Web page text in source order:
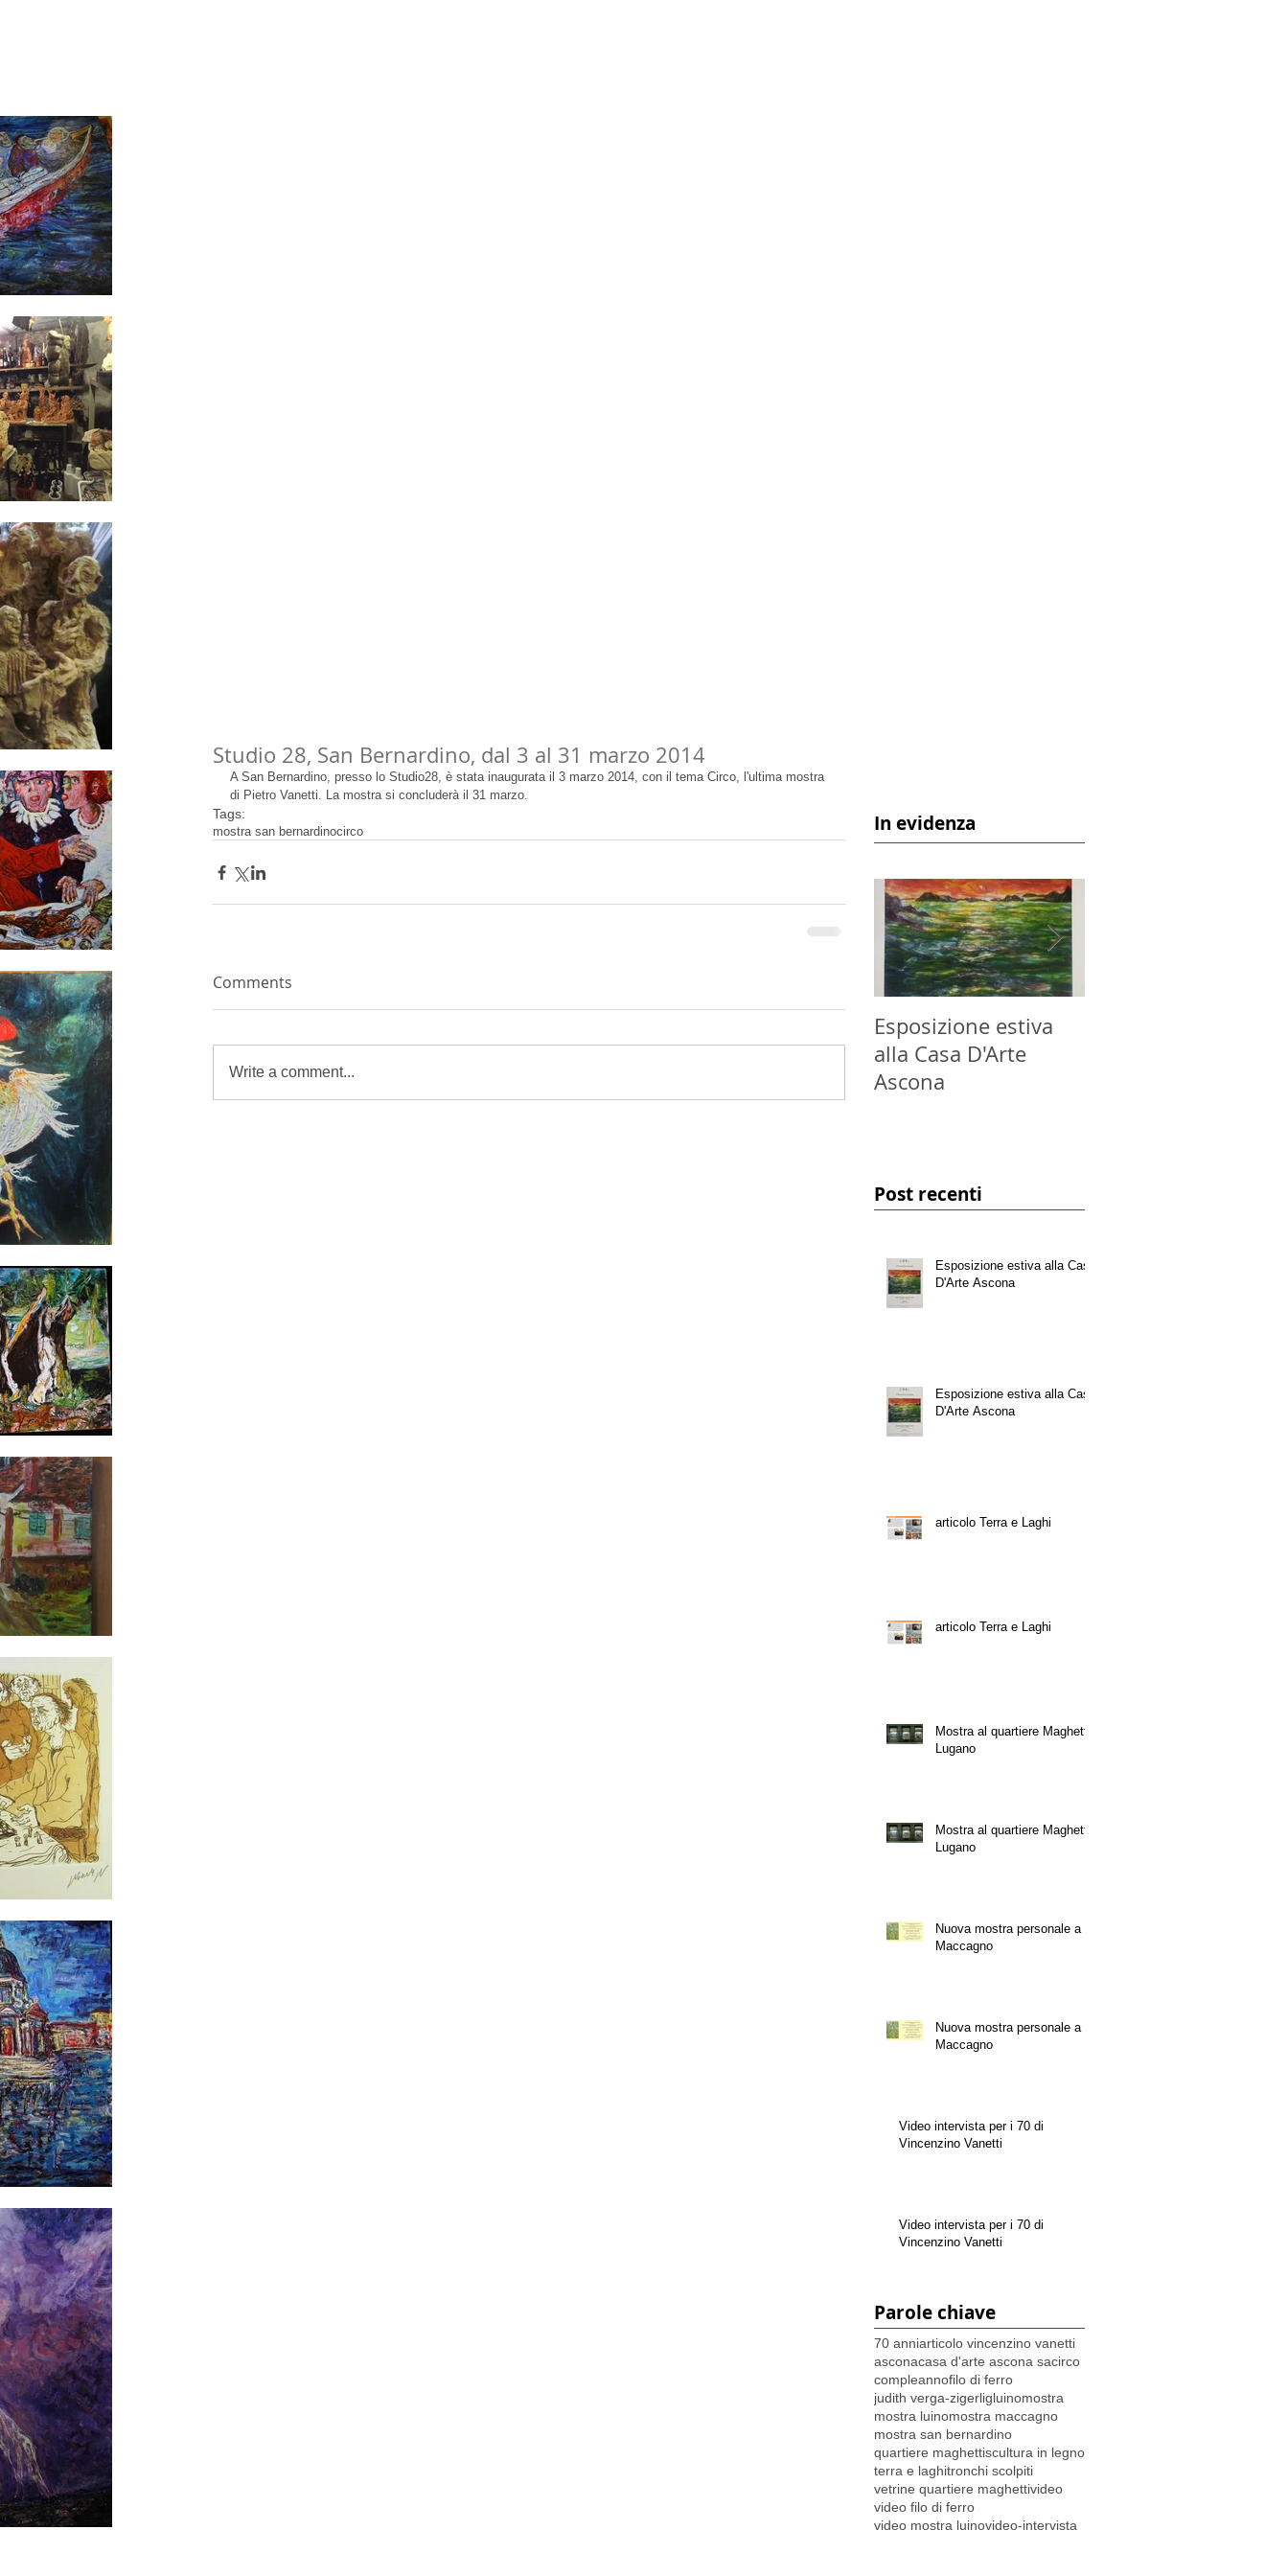
Studio 28, San Bernardino, dal 3 al 31 marzo 2014
A San Bernardino, presso lo Studio28, è stata inaugurata il 3 marzo 2014, con il tema Circo, l'ultima mostra
di Pietro Vanetti. La mostra si concluderà il 31 marzo.
Tags:
mostra san bernardinocirco
Comments
Write a comment...
70 anniarticolo vincenzino vanetti
asconacasa d'arte ascona sacirco
compleannofilo di ferro
judith verga-zigerligluinomostra
mostra luinomostra maccagno
mostra san bernardino
quartiere maghettiscultura in legno
terra e laghitronchi scolpiti
vetrine quartiere maghettivideo
video filo di ferro
video mostra luinovideo-intervista
Parole chiave
Esposizione estiva alla Casa
D'Arte Ascona
Esposizione estiva alla Casa
D'Arte Ascona
articolo Terra e Laghi
articolo Terra e Laghi
Mostra al quartiere Maghetti,
Lugano
Mostra al quartiere Maghetti,
Lugano
Nuova mostra personale a
Maccagno
Nuova mostra personale a
Maccagno
Video intervista per i 70 di
Vincenzino Vanetti
Video intervista per i 70 di
Vincenzino Vanetti
Post recenti
Esposizione estiva
alla Casa D'Arte
Ascona
In evidenza